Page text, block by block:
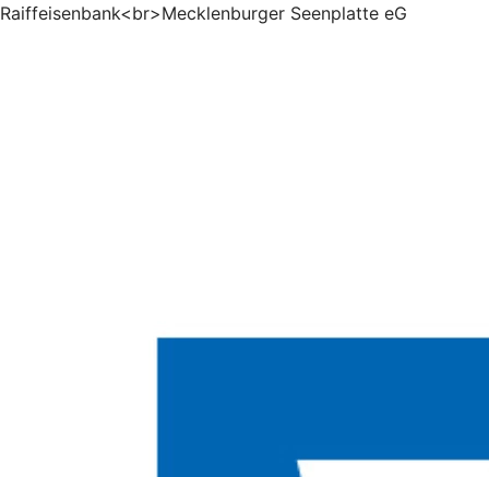
Raiffeisenbank<br>Mecklenburger Seenplatte eG